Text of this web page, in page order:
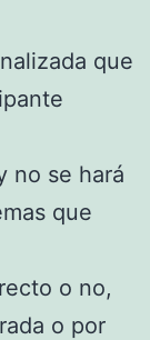
que
no se hará
que
o no,
o por